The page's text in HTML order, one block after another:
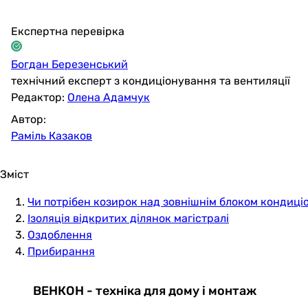
Експертна перевірка
Богдан Березенський
технічний експерт з кондиціонування та вентиляції
Редактор: Олена Адамчук
Автор:
Раміль Казаков
Зміст
Чи потрібен козирок над зовнішнім блоком
Ізоляція відкритих ділянок магістралі
Оздоблення
Прибирання
ВЕНКОН - техніка для дому і монтаж